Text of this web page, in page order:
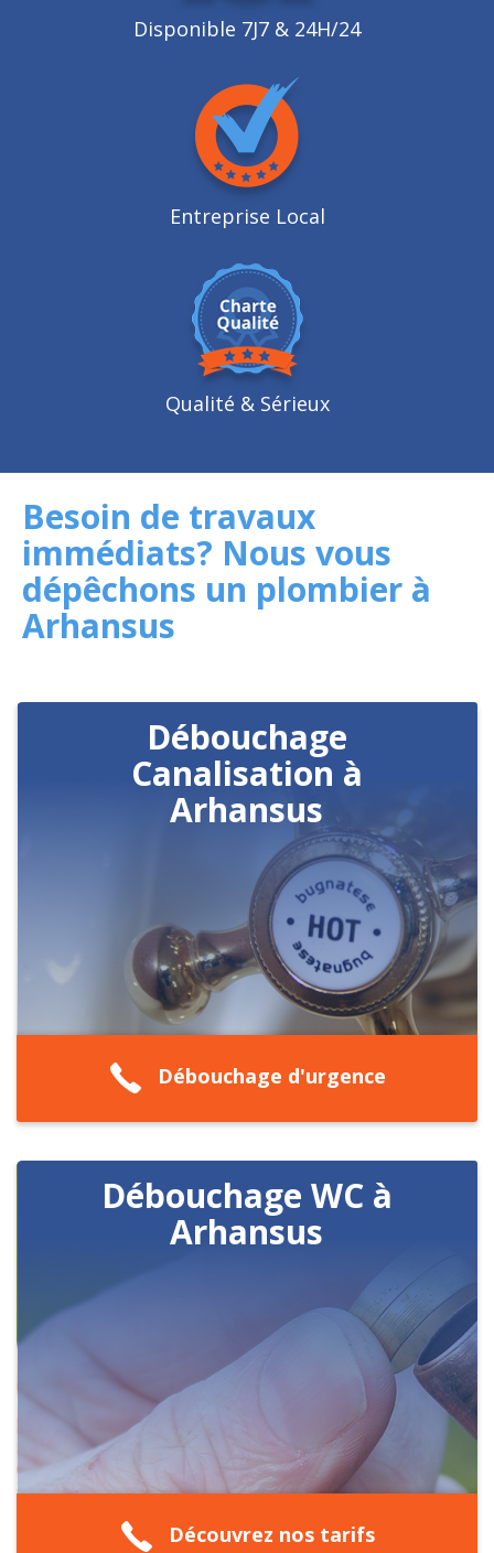
Disponible 7J7 & 24H/24
Entreprise Local
Qualité & Sérieux
Besoin de travaux
immédiats? Nous vous
dépêchons un plombier à
Arhansus
Débouchage
Canalisation à
Arhansus
Débouchage d'urgence
Débouchage WC à
Arhansus
Découvrez nos tarifs